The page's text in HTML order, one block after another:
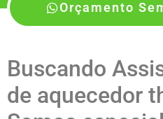
Orçamento
Buscando
de aquecedor